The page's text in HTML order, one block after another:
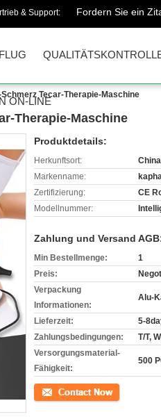
& Support: Fordern Sie ein
ON-LINE
Tecar-Therapie-Maschine
Therapie-Maschine
Produktdetails:
Herkunftsort:
China
Markenname:
Zertifizierung:
CE
Modellnummer:
Zahlung und Versand
Min Bestellmenge:
1
Preis:
Verpackung
Informationen:
Alu-
Lieferzeit:
5-
Zahlungsbedingungen:
T/T,
Versorgungsmaterial-
Fähigkeit:
500
Kontakt